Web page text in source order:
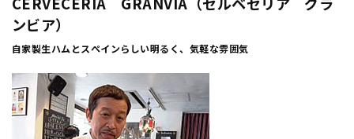
ンビア）
自家製生ハムとスぺインらしい明るく、気軽な雰囲気